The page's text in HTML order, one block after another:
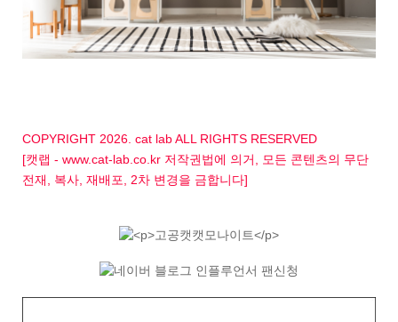
COPYRIGHT 2026. cat lab ALL RIGHTS RESERVED
[캣랩 - www.cat-lab.co.kr 저작권법에 의거, 모든 콘텐츠의 무단
전재, 복사, 재배포, 2차 변경을 금합니다]